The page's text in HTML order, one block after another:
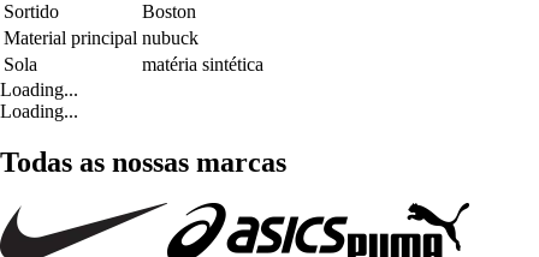
Sortido
Boston
Material principal nubuck
Sola
matéria sintética
Loading...
Loading...
Todas as nossas marcas